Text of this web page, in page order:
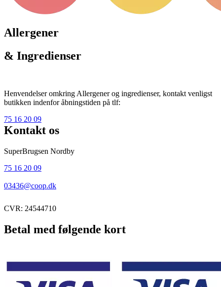
Allergener
& Ingredienser
Henvendelser omkring Allergener og ingredienser, kontakt venligst
butikken indenfor åbningstiden på tlf:
75 16 20 09
Kontakt os
SuperBrugsen Nordby
75 16 20 09
03436@coop.dk
CVR: 24544710
Betal med følgende kort